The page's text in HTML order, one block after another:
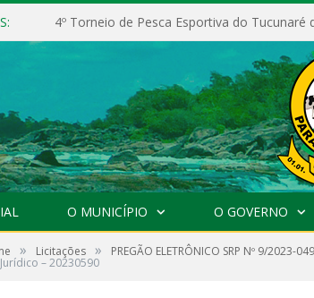
4º Torneio de Pesca Esportiva do Tucunaré
O MUNICÍPIO O GOVERNO
» Licitações » PREGÃO ELETRÔNICO SRP Nº 9/
– 20230590